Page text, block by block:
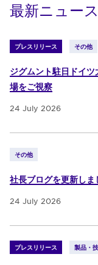
最新ニュース
プレスリリース その他
ジグムント駐日ドイ
場をご視察
24 July 2026
その他
社長ブログを更新しま
24 July 2026
プレスリリース 製品・